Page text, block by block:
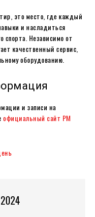
это место, где каждый
и насладиться
спорта. Независимо от
качественный сервис,
оборудованию.
и записи на
официальный сайт PM